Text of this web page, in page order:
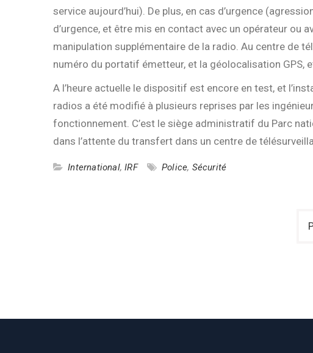
service aujourd’hui). De plus, en cas d’urgence
d’urgence, et être mis en contact avec un opérateur ou
manipulation supplémentaire de la radio. Au centre de
numéro du portatif émetteur, et la géolocalisation GPS,
A l’heure actuelle le dispositif est encore en test, et
radios a été modifié à plusieurs reprises par les
fonctionnement. C’est le siège administratif du Parc
dans l’attente du transfert dans un centre de
International,IRF Police, Sécurité